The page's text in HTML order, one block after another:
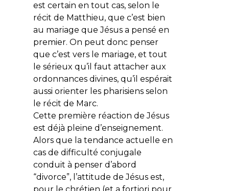
est certain en tout cas, selon le
récit de Matthieu, que c’est bien
au mariage que Jésus a pensé en
premier. On peut donc penser
que c’est vers le mariage, et tout
le sérieux qu’il faut attacher aux
ordonnances divines, qu’il espérait
aussi orienter les pharisiens selon
le récit de Marc.
Cette première réaction de Jésus
est déjà pleine d’enseignement.
Alors que la tendance actuelle en
cas de difficulté conjugale
conduit à penser d’abord
“divorce”, l’attitude de Jésus est,